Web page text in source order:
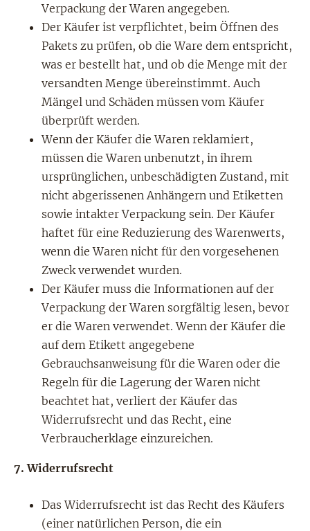
Verpackung der Waren angegeben.
Der Käufer ist verpflichtet, beim Öffnen des
Pakets zu prüfen, ob die Ware dem entspricht,
was er bestellt hat, und ob die Menge mit der
versandten Menge übereinstimmt. Auch
Mängel und Schäden müssen vom Käufer
überprüft werden.
Wenn der Käufer die Waren reklamiert,
müssen die Waren unbenutzt, in ihrem
ursprünglichen, unbeschädigten Zustand, mit
nicht abgerissenen Anhängern und Etiketten
sowie intakter Verpackung sein. Der Käufer
haftet für eine Reduzierung des Warenwerts,
wenn die Waren nicht für den vorgesehenen
Zweck verwendet wurden.
Der Käufer muss die Informationen auf der
Verpackung der Waren sorgfältig lesen, bevor
er die Waren verwendet. Wenn der Käufer die
auf dem Etikett angegebene
Gebrauchsanweisung für die Waren oder die
Regeln für die Lagerung der Waren nicht
beachtet hat, verliert der Käufer das
Widerrufsrecht und das Recht, eine
Verbraucherklage einzureichen.
7.Widerrufsrecht
Das Widerrufsrecht ist das Recht des Käufers
(einer natürlichen Person, die ein